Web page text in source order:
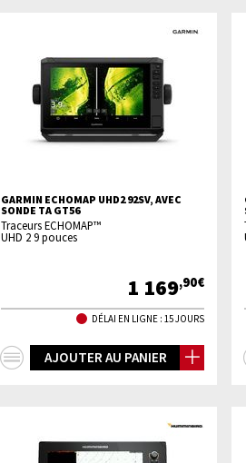
GARMIN ECHOMAP UHD2 92SV, AVEC
SONDE TA GT56
Traceurs ECHOMAP™
UHD 2 9 pouces
1 169,90€
DÉLAI EN LIGNE : 15 JOURS
AJOUTER AU PANIER